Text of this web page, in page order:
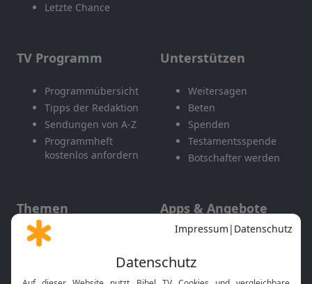
Letzte Chance
TV Programm
Programmübersicht
Tipps der Redaktion
Sendungen von A-Z
Programmheft
kostenlos anfordern
Unterstützen
Weitersagen
Beten
Spenden
Testamentsspende
Botschafter werden
Themen
Gott und Bibel erklärt
Apps & Angebote
Mobile App